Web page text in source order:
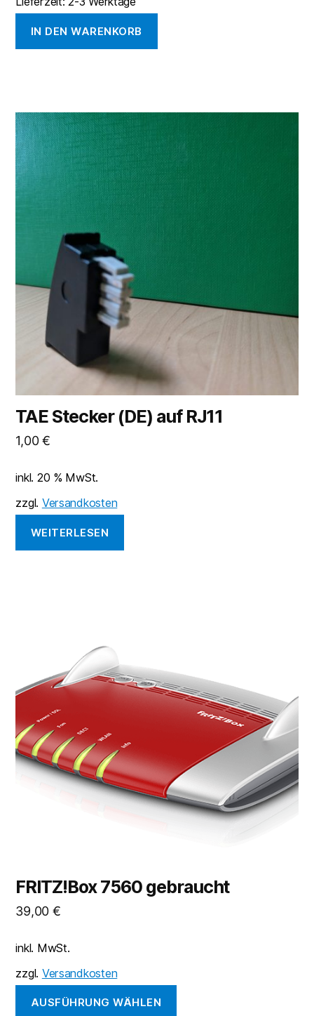
IN DEN WARENKORB
TAE Stecker (DE) auf RJ11
1,00€
inkl. 20 % MwSt.
zzgl. Versandkosten
WEITERLESEN
FRITZ!Box 7560 gebraucht
39,00 €
inkl. MwSt.
zzgl. Versandkosten
AUSFÜHRUNG WÄHLEN
mehrere
Varianten
Die
Optionen
können